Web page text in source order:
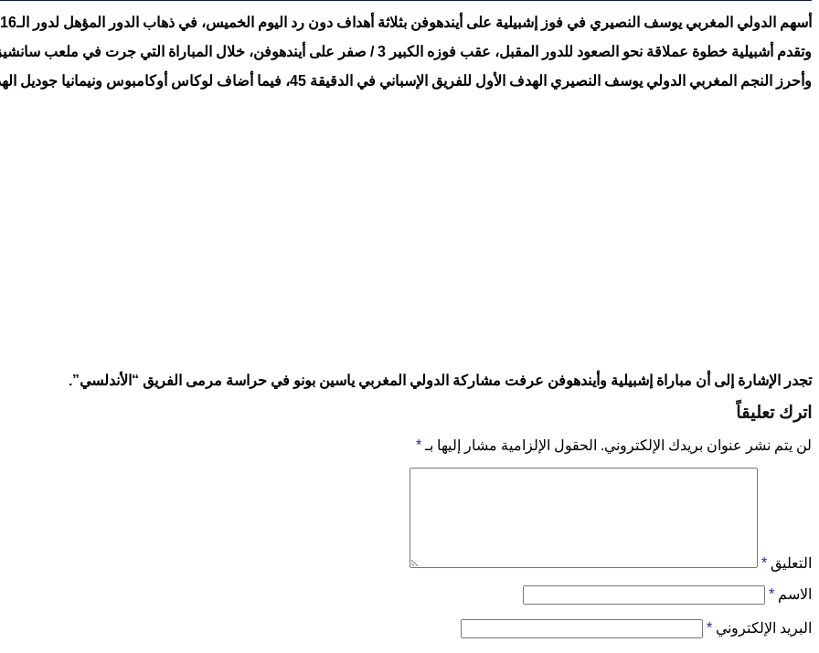
أسهم الدولي المغربي يوسف النصيري في فوز إشبيلية على أيندهوفن بثلاثة أهداف دون رد اليوم الخميس، في ذهاب الدور المؤهل لدور الـ16 في بطولة الدوري الأوروبي لكرة القدم.
وتقدم أشبيلية خطوة عملاقة نحو الصعود للدور المقبل، عقب فوزه الكبير 3 / صفر على أيندهوفن، خلال المباراة التي جرت في ملعب سانشيز بيزخوان.
وأحرز النجم المغربي الدولي يوسف النصيري الهدف الأول للفريق الإسباني في الدقيقة 45، فيما أضاف لوكاس أوكامبوس ونيمانيا جوديل الهدفين الثاني والثالث في الدقيقتين 50 و55 على الترتيب.
تجدر الإشارة إلى أن مباراة إشبيلية وأيندهوفن عرفت مشاركة الدولي المغربي ياسين بونو في حراسة مرمى الفريق “الأندلسي”.
اترك تعليقاً
لن يتم نشر عنوان بريدك الإلكتروني. الحقول الإلزامية مشار إليها بـ *
التعليق *
الاسم *
البريد الإلكتروني *